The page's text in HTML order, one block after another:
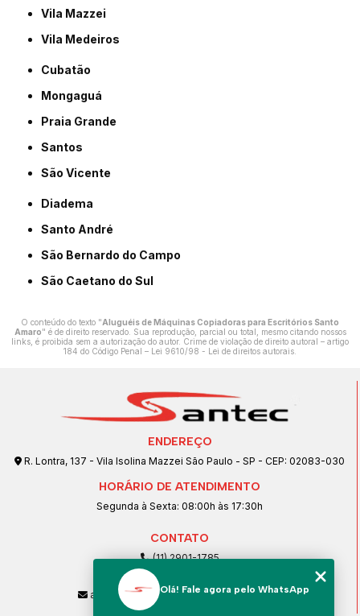
Vila Mazzei
Vila Medeiros
Cubatão
Mongaguá
Praia Grande
Santos
São Vicente
Diadema
Santo André
São Bernardo do Campo
São Caetano do Sul
O conteúdo do texto "Aluguéis de Máquinas Copiadoras para Escritórios Santo
Amaro" é de direito reservado. Sua reprodução, parcial ou total, mesmo citando nossos
links, é proibida sem a autorização do autor. Crime de violação de direito autoral – artigo
184 do Código Penal – Lei 9610/98 - Lei de direitos autorais
ENDEREÇO
R. Lontra, 137 - Vila Isolina Mazzei São Paulo - SP - CEP: 02083-030
HORÁRIO DE ATENDIMENTO
Segunda à Sexta: 08:00h às 17:30h
CONTATO
(11) 2901-1785
(11) 99239-1832
atendimento@santeccopiadoras.com.br
Olá! Fale agora pelo WhatsApp